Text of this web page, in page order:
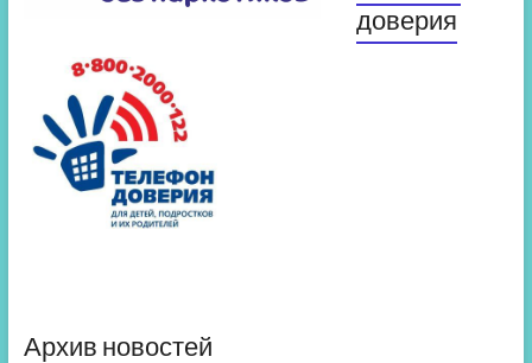
доверия
Архив новостей